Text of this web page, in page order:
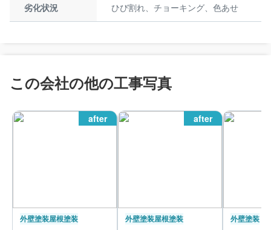
劣化状況 ひび割れ、チョーキング、色あせ
この会社の他の工事写真
after
外壁塗装屋根塗装
after
外壁塗装屋根塗装 外壁塗装